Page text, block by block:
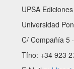
UPSA Ediciones
Universidad
C/ Compañía 5
Tfno: +34 923